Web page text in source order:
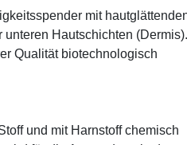
mit
Hautschichten (Dermis).
Qualität biotechnologisch
und mit Harnstoff chemisch